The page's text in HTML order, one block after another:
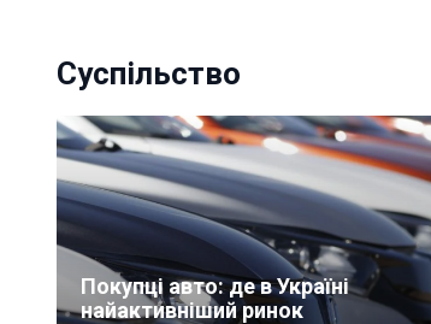
Суспільство
Покупці авто: де в Україні
найактивніший ринок